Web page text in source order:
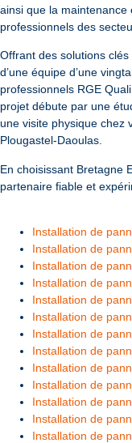
ainsi que la
professionnels des
Offrant des solutions
d’une équipe d’une
professionnels RGE
projet débute par une
une visite physique chez
Plougastel-Daoulas.
En choisissant Bretagne
partenaire fiable et
Installation de
Installation de
Installation de
Installation de
Installation de
Installation de
Installation de
Installation de
Installation de
Installation de
Installation de
Installation de
Installation de